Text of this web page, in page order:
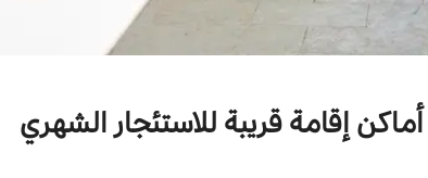
أماكن إقامة قريبة للاستئجار الشهري